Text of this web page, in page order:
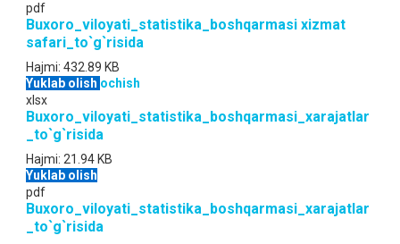
pdf
Buxoro_viloyati_statistika_boshqarmasi xizmat
safari_to`g`risida
Hajmi: 432.89 KB
Yuklab olish ochish
xlsx
Buxoro_viloyati_statistika_boshqarmasi_xarajatlar
_to`g`risida
Hajmi: 21.94 KB
Yuklab olish
pdf
Buxoro_viloyati_statistika_boshqarmasi_xarajatlar
_to`g`risida